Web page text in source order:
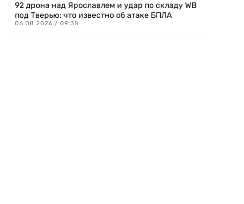
92 дрона над Ярославлем и удар по складу WB
под Тверью: что известно об атаке БПЛА
06.08.2026 / 09:38